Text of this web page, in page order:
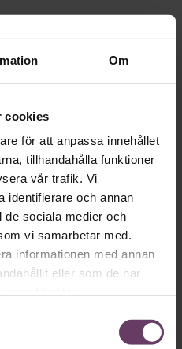
Om
cookies
för att anpassa innehållet
tillhandahålla funktioner
vår trafik. Vi
identifierare och annan
de sociala medier och
vi samarbetar med.
informationen med annan
eller som de har
vd med en
app som förvandlar
– utan
stavfel – vara
nå fram till